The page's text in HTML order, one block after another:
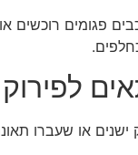
פגומים
לפירוק
ישנים או שעברו